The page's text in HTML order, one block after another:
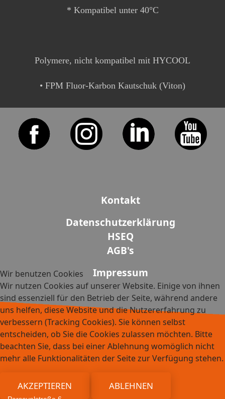
* Kompatibel unter 40°C
Polymere, nicht kompatibel mit HYCOOL
• FPM Fluor-Karbon Kautschuk (Viton)
Kontakt
Datenschutzerklärung
HSEQ
AGB's
Impressum
Wir benutzen Cookies
Wir nutzen Cookies auf unserer Website. Einige von ihnen
sind essenziell für den Betrieb der Seite, während andere
uns helfen, diese Website und die Nutzererfahrung zu
verbessern (Tracking Cookies). Sie können selbst
entscheiden, ob Sie die Cookies zulassen möchten. Bitte
beachten Sie, dass bei einer Ablehnung womöglich nicht
mehr alle Funktionalitäten der Seite zur Verfügung stehen.
AKZEPTIEREN ABLEHNEN